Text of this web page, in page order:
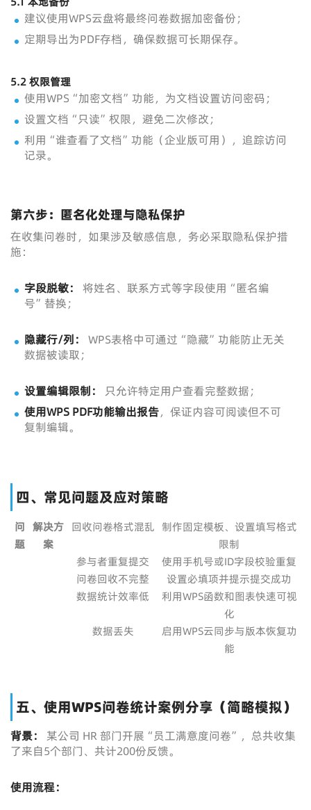
建议使用WPS云盘将最终问卷数据加密备份；
定期导出为PDF存档，确保数据可长期保存。
5.2 权限管理
使用WPS“加密文档”功能，为文档设置访问密码；
设置文档“只读”权限，避免二次修改；
利用“谁查看了文档”功能（企业版可用），追踪访问
记录。
第六步：匿名化处理与隐私保护
在收集问卷时，如果涉及敏感信息，务必采取隐私保护措
施：
字段脱敏：
将姓名、联系方式等字段使用“匿名编
号”替换；
隐藏行/列：
WPS表格中可通过“隐藏”功能防止无关
数据被读取；
设置编辑限制：
只允许特定用户查看完整数据；
使用WPS PDF功能输出报告，保证内容可阅读但不可
复制编辑。
四、常见问题及应对策略
问
题
解决方
案
回收问卷格式混乱 制作固定模板、设置填写格式
限制
参与者重复提交
使用手机号或ID字段校验重复
问卷回收不完整
设置必填项并提示提交成功
数据统计效率低
利用WPS函数和图表快速可视
化
数据丢失
启用WPS云同步与版本恢复功
能
五、使用WPS问卷统计案例分享（简略模拟）
背景：
某公司 HR 部门开展“员工满意度问卷”，总共收集
了来自5个部门、共计200份反馈。
使用流程：